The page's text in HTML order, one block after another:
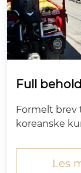
Full
ea fra
Formelt brev
koreanske
men med
ærskiverLes